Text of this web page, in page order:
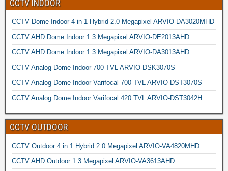
CCTV INDOOR
CCTV Dome Indoor 4 in 1 Hybrid 2.0 Megapixel ARVIO-DA3020MHD
CCTV AHD Dome Indoor 1.3 Megapixel ARVIO-DE2013AHD
CCTV AHD Dome Indoor 1.3 Megapixel ARVIO-DA3013AHD
CCTV Analog Dome Indoor 700 TVL ARVIO-DSK3070S
CCTV Analog Dome Indoor Varifocal 700 TVL ARVIO-DST3070S
CCTV Analog Dome Indoor Varifocal 420 TVL ARVIO-DST3042H
CCTV OUTDOOR
CCTV Outdoor 4 in 1 Hybrid 2.0 Megapixel ARVIO-VA4820MHD
CCTV AHD Outdoor 1.3 Megapixel ARVIO-VA3613AHD